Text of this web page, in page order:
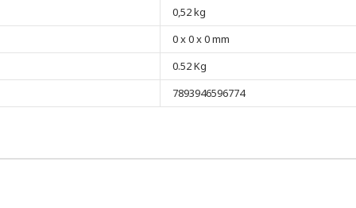
0,52 kg
0 x 0 x 0 mm
0.52 Kg
7893946596774